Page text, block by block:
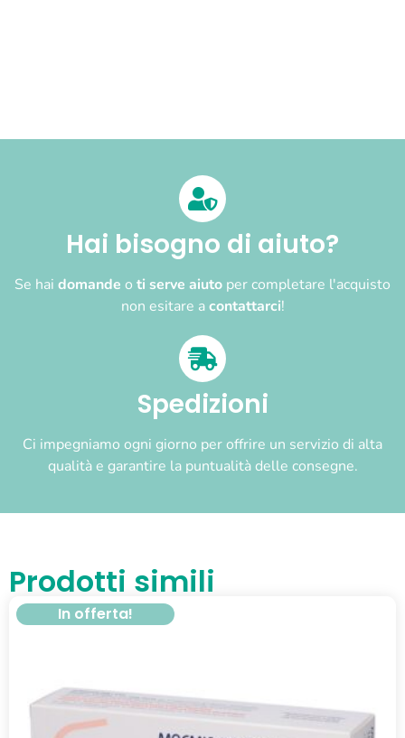
Hai bisogno di aiuto?
Se hai domande o ti serve aiuto per completare l'acquisto
non esitare acontattarci!
Spedizioni
Ci impegniamo ogni giorno per offrire un servizio di alta
qualità e garantire la puntualità delle consegne.
Prodotti simili
In offerta!